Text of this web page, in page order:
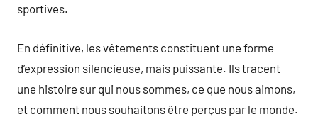
sportives.
En définitive, les vêtements constituent une forme
d’expression silencieuse, mais puissante. Ils tracent
une histoire sur qui nous sommes, ce que nous aimons,
et comment nous souhaitons être perçus par le monde.